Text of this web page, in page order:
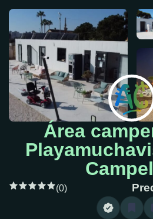
Área
(0)